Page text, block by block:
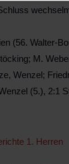
(56. Walter-
M.
Wenzel;
(5.), 2:1
1. Herren